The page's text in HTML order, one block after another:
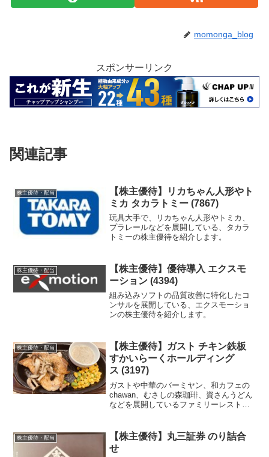
momonga_blog
スポンサーリンク
関連記事
株主優待・配当
【株主優待】リカちゃん人形やト
ミカ タカラトミー (7867)
玩具大手で、リカちゃん人形やトミカ、
プラレールなどを展開している、タカラ
トミーの株主優待を紹介します。
株主優待・配当
【株主優待】優待導入 エクスモ
ーション (4394)
組み込みソフトの品質改善に特化したコ
ンサルを展開している、エクスモーショ
ンの株主優待を紹介します。
株主優待・配当
【株主優待】ガスト チキン鉄板
すかいらーくホールディング
ス (3197)
ガストや中華のバーミヤン、和カフェの
chawan、むさしの森珈琲、資さんうどん
などを展開しているファミリーレストラ
してきました！
株主優待・配当
【株主優待】丸三証券 のり詰合
せ